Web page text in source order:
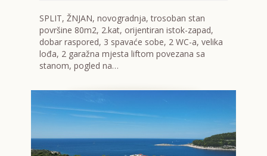
SPLIT, ŽNJAN, novogradnja, trosoban stan
površine 80m2, 2.kat, orijentiran istok-zapad,
dobar raspored, 3 spavaće sobe, 2 WC-a, velika
lođa, 2 garažna mjesta liftom povezana sa
stanom, pogled na…